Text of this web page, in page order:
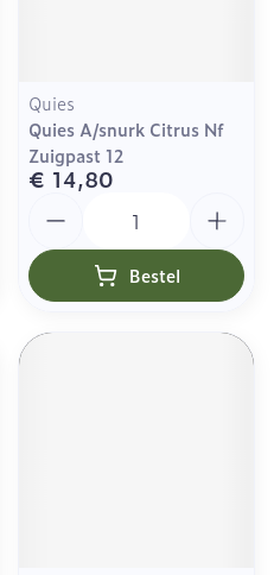
Quies
Quies A/snurk Citrus Nf
Zuigpast 12
€ 14,80
Bestel